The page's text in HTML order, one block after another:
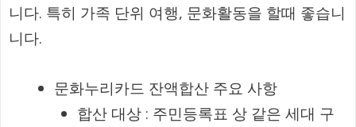
니다. 특히 가족 단위 여행, 문화활동을 할때 좋습니
니다.
문화누리카드 잔액합산 주요 사항
합산 대상 : 주민등록표 상 같은 세대 구